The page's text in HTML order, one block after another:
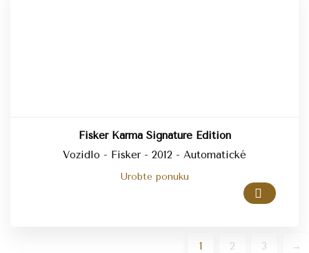
Fisker Karma Signature Edition
Vozidlo - Fisker - 2012 - Automatické
Urobte ponuku
1 2 3 →